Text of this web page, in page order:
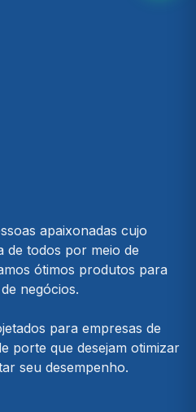
apaixonadas cujo
de todos por meio de
ótimos produtos para
negócios.
para empresas de
porte que desejam otimizar
seu desempenho.